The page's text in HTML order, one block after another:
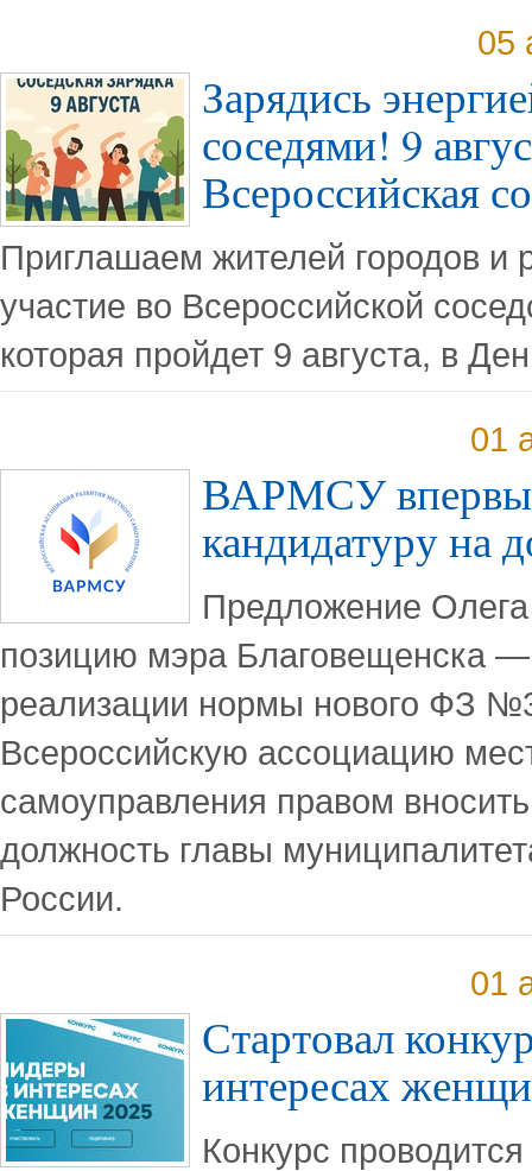
05
Зарядись
соседями! 9
Всероссийская
Приглашаем жителей городов и
участие во Всероссийской
которая пройдет 9 августа, в
01
ВАРМСУ
кандидатуру на
Предложение
позицию мэра Благовещенска
реализации нормы нового ФЗ
Всероссийскую ассоциацию
самоуправления правом
должность главы
России.
01
Стартовал
интересах
Конкурс